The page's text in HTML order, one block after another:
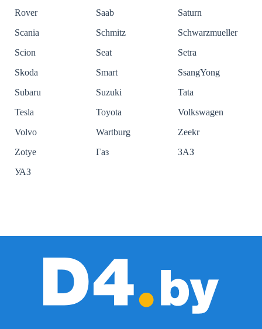
Rover
Saab
Saturn
Scania
Schmitz
Schwarzmueller
Scion
Seat
Setra
Skoda
Smart
SsangYong
Subaru
Suzuki
Tata
Tesla
Toyota
Volkswagen
Volvo
Wartburg
Zeekr
Zotye
Газ
ЗАЗ
УАЗ